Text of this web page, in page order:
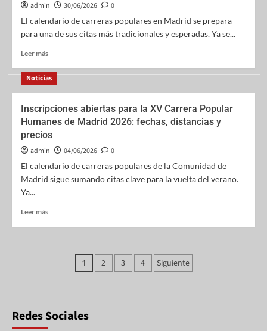
admin 30/06/2026
0
El calendario de carreras populares en Madrid se prepara
para una de sus citas más tradicionales y esperadas. Ya se...
Leer más
Noticias
Inscripciones abiertas para la XV Carrera Popular
Humanes de Madrid 2026: fechas, distancias y
precios
admin 04/06/2026
0
El calendario de carreras populares de la Comunidad de
Madrid sigue sumando citas clave para la vuelta del verano.
Ya...
Leer más
1 2 3 4 Siguiente
Redes Sociales